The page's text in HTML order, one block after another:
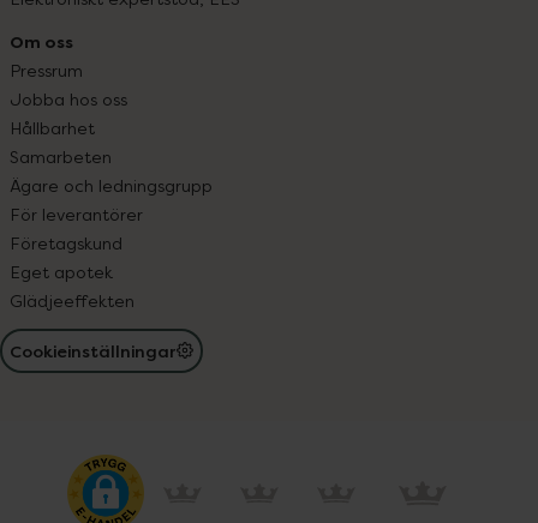
Om oss
Pressrum
Jobba hos oss
Hållbarhet
Samarbeten
Ägare och ledningsgrupp
För leverantörer
Företagskund
Eget apotek
Glädjeeffekten
Cookieinställningar